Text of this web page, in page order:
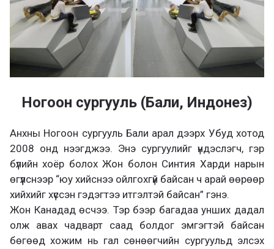
Ногоон сургууль (Бали, Индонез)
Анхны Ногоон сургууль Бали арал дээрх Убуд хотод
2008 онд нээгджээ. Энэ сургуулийг үндэслэгч, гэр
бүлийн хоёр болох Жон болон Синтия Харди нарын
өгүүлснээр “юу хийснээ ойлгохгүй байсан ч арай өөрөөр
хийхийг хүссэн гэдэгтээ итгэлтэй байсан” гэнэ.
Жон Канадад өсчээ. Тэр бээр багадаа унших дадал
олж авах чадварт саад болдог эмгэгтэй байсан
бөгөөд хожим нь гал сөнөөгчийн сургуульд элсэх